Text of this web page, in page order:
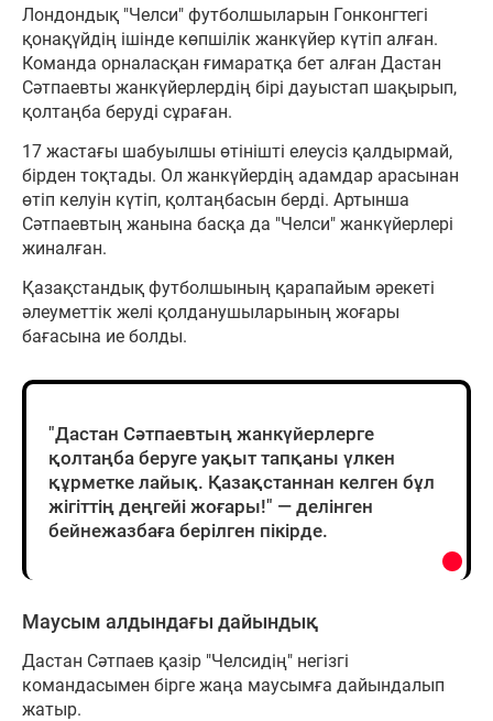
Лондондық "Челси" футболшыларын Гонконгтегі
қонақүйдің ішінде көпшілік жанкүйер күтіп алған.
Команда орналасқан ғимаратқа бет алған Дастан
Сәтпаевты жанкүйерлердің бірі дауыстап шақырып,
қолтаңба беруді сұраған.
17 жастағы шабуылшы өтінішті елеусіз қалдырмай,
бірден тоқтады. Ол жанкүйердің адамдар арасынан
өтіп келуін күтіп, қолтаңбасын берді. Артынша
Сәтпаевтың жанына басқа да "Челси" жанкүйерлері
жиналған.
Қазақстандық футболшының қарапайым әрекеті
әлеуметтік желі қолданушыларының жоғары
бағасына ие болды.
"Дастан Сәтпаевтың жанкүйерлерге
қолтаңба беруге уақыт тапқаны үлкен
құрметке лайық. Қазақстаннан келген бұл
жігіттің деңгейі жоғары!" — делінген
бейнежазбаға берілген пікірде.
Маусым алдындағы дайындық
Дастан Сәтпаев қазір "Челсидің" негізгі
командасымен бірге жаңа маусымға дайындалып
жатыр.